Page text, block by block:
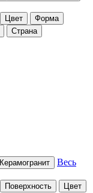
Цвет
Форма
Страна
Керамогранит
Весь
Поверхность
Цвет